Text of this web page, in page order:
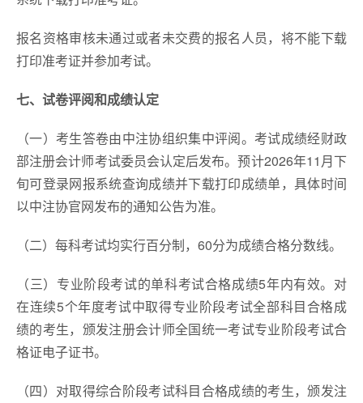
报名资格审核未通过或者未交费的报名人员，将不能下载
打印准考证并参加考试。
七、试卷评阅和成绩认定
（一）考生答卷由中注协组织集中评阅。考试成绩经财政
部注册会计师考试委员会认定后发布。预计2026年11月下
旬可登录网报系统查询成绩并下载打印成绩单，具体时间
以中注协官网发布的通知公告为准。
（二）每科考试均实行百分制，60分为成绩合格分数线。
（三）专业阶段考试的单科考试合格成绩5年内有效。对
在连续5个年度考试中取得专业阶段考试全部科目合格成
绩的考生，颁发注册会计师全国统一考试专业阶段考试合
格证电子证书。
（四）对取得综合阶段考试科目合格成绩的考生，颁发注